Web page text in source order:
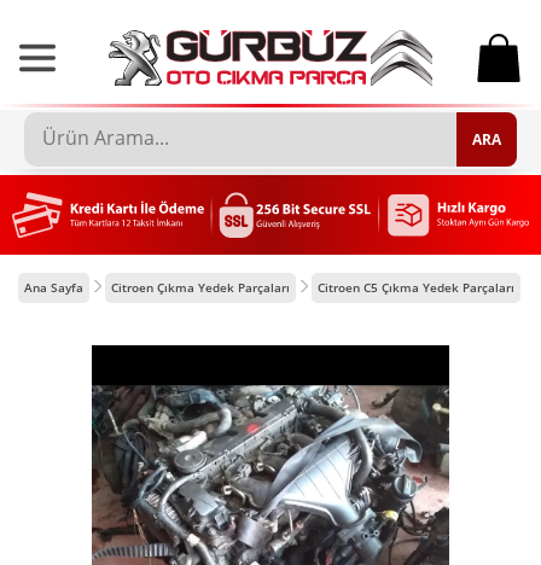
0
ARA
Ana Sayfa Citroen Çıkma Yedek Parçaları Citroen C5 Çıkma Yedek Parçaları